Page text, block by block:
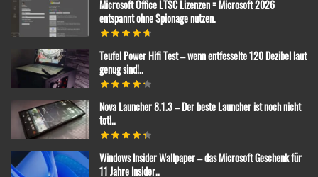
Microsoft Office LTSC Lizenzen = Microsoft 2026
entspannt ohne Spionage nutzen.
Teufel Power Hifi Test – wenn entfesselte 120 Dezibel laut
genug sind!..
Nova Launcher 8.1.3 – Der beste Launcher ist noch nicht
tot!..
Windows Insider Wallpaper – das Microsoft Geschenk für
11 Jahre Insider..